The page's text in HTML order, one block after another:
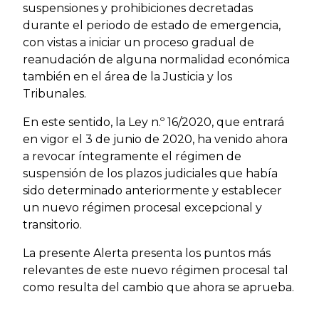
suspensiones y prohibiciones decretadas
durante el periodo de estado de emergencia,
con vistas a iniciar un proceso gradual de
reanudación de alguna normalidad económica
también en el área de la Justicia y los
Tribunales.
En este sentido, la Ley n.º 16/2020, que entrará
en vigor el 3 de junio de 2020, ha venido ahora
a revocar íntegramente el régimen de
suspensión de los plazos judiciales que había
sido determinado anteriormente y establecer
un nuevo régimen procesal excepcional y
transitorio.
La presente Alerta presenta los puntos más
relevantes de este nuevo régimen procesal tal
como resulta del cambio que ahora se aprueba.